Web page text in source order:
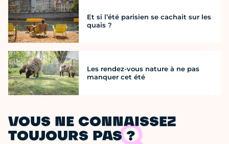
Et si l’été parisien se cachait sur les
quais ?
Les rendez-vous nature à ne pas
manquer cet été
VOUS NE CONNAISSEZ
TOUJOURS PAS ?